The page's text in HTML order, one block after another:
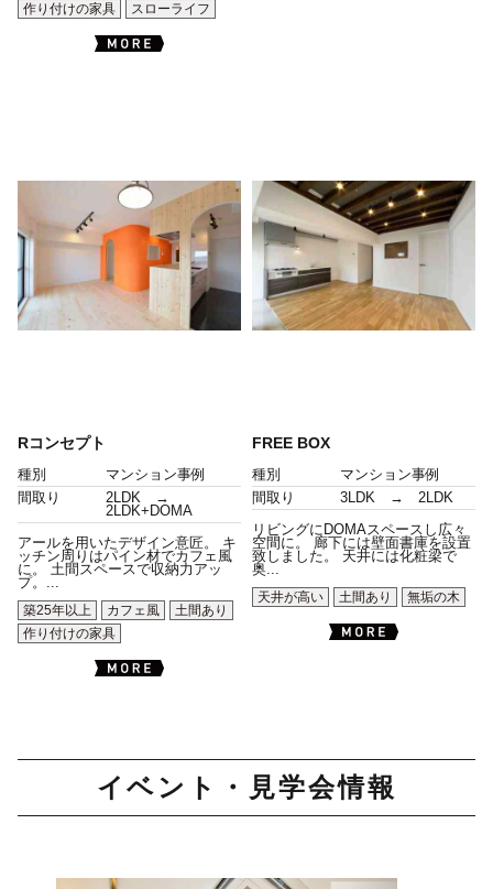
作り付けの家具
スローライフ
Rコンセプト
種別
マンション事例
間取り
2LDK →
2LDK+DOMA
アールを用いたデザイン意匠。 キ
ッチン周りはパイン材でカフェ風
に。 土間スペースで収納力アッ
プ。...
築25年以上
カフェ風
土間あり
作り付けの家具
FREE BOX
種別
マンション事例
間取り
3LDK → 2LDK
リビングにDOMAスペースし広々
空間に。 廊下には壁面書庫を設置
致しました。 天井には化粧梁で
奥...
天井が高い
土間あり 無垢の木
イベント・見学会情報